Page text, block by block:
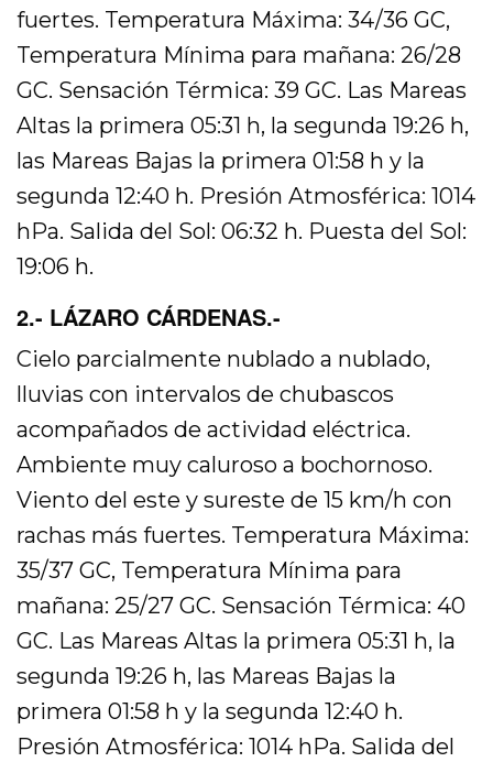
fuertes. Temperatura Máxima: 34/36 GC,
Temperatura Mínima para mañana: 26/28
GC. Sensación Térmica: 39 GC. Las Mareas
Altas la primera 05:31 h, la segunda 19:26 h,
las Mareas Bajas la primera 01:58 h y la
segunda 12:40 h. Presión Atmosférica: 1014
hPa. Salida del Sol: 06:32 h. Puesta del Sol:
19:06 h.
2.- LÁZARO CÁRDENAS.-
Cielo parcialmente nublado a nublado,
lluvias con intervalos de chubascos
acompañados de actividad eléctrica.
Ambiente muy caluroso a bochornoso.
Viento del este y sureste de 15 km/h con
rachas más fuertes. Temperatura Máxima:
35/37 GC, Temperatura Mínima para
mañana: 25/27 GC. Sensación Térmica: 40
GC. Las Mareas Altas la primera 05:31 h, la
segunda 19:26 h, las Mareas Bajas la
primera 01:58 h y la segunda 12:40 h.
Presión Atmosférica: 1014 hPa. Salida del